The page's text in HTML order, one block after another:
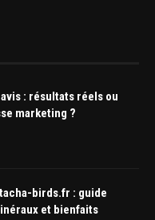
: résultats réels ou
marketing ?
birds.fr : guide
et bienfaits